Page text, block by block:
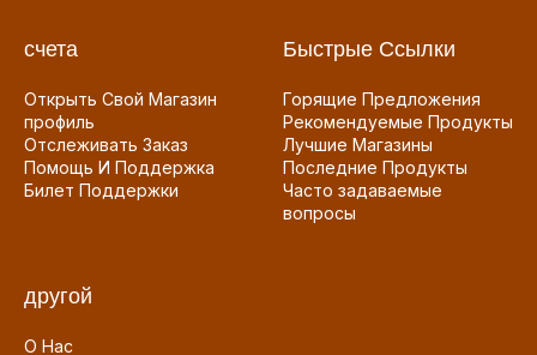
счета
Открыть Свой Магазин
профиль
Отслеживать Заказ
Помощь И Поддержка
Билет Поддержки
Быстрые Ссылки
Горящие Предложения
Рекомендуемые Продукты
Лучшие Магазины
Последние Продукты
Часто задаваемые
вопросы
другой
О Нас